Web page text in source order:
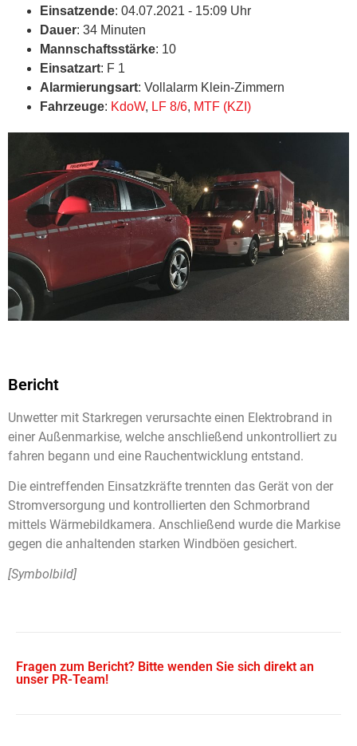
Einsatzende: 04.07.2021 - 15:09 Uhr
Dauer: 34 Minuten
Mannschaftsstärke: 10
Einsatzart: F 1
Alarmierungsart: Vollalarm Klein-Zimmern
Fahrzeuge: KdoW, LF 8/6, MTF (KZI)
Bericht
Unwetter mit Starkregen verursachte einen Elektrobrand in
einer Außenmarkise, welche anschließend unkontrolliert zu
fahren begann und eine Rauchentwicklung entstand.
Die eintreffenden Einsatzkräfte trennten das Gerät von der
Stromversorgung und kontrollierten den Schmorbrand
mittels Wärmebildkamera. Anschließend wurde die Markise
gegen die anhaltenden starken Windböen gesichert.
[Symbolbild]
Fragen zum Bericht? Bitte wenden Sie sich direkt an
unser PR-Team!